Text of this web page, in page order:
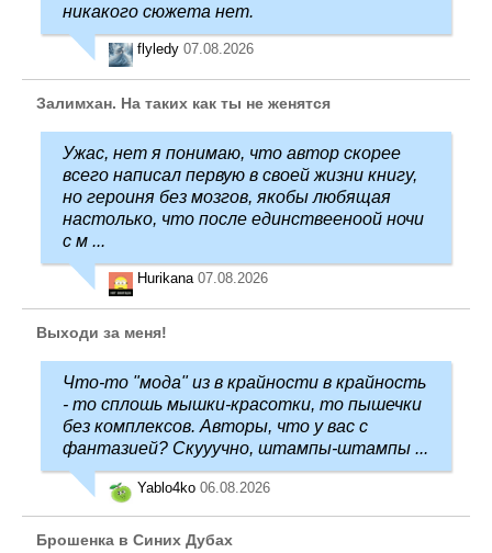
никакого сюжета нет.
flyledy 07.08.2026
Залимхан. На таких как ты не женятся
Ужас, нет я понимаю, что автор скорее
всего написал первую в своей жизни книгу,
но героиня без мозгов, якобы любящая
настолько, что после единствееноой ночи
с м ...
Hurikana 07.08.2026
Выходи за меня!
Что-то "мода" из в крайности в крайность
- то сплошь мышки-красотки, то пышечки
без комплексов. Авторы, что у вас с
фантазией? Скууучно, штампы-штампы ...
Yablo4ko 06.08.2026
Брошенка в Синих Дубах